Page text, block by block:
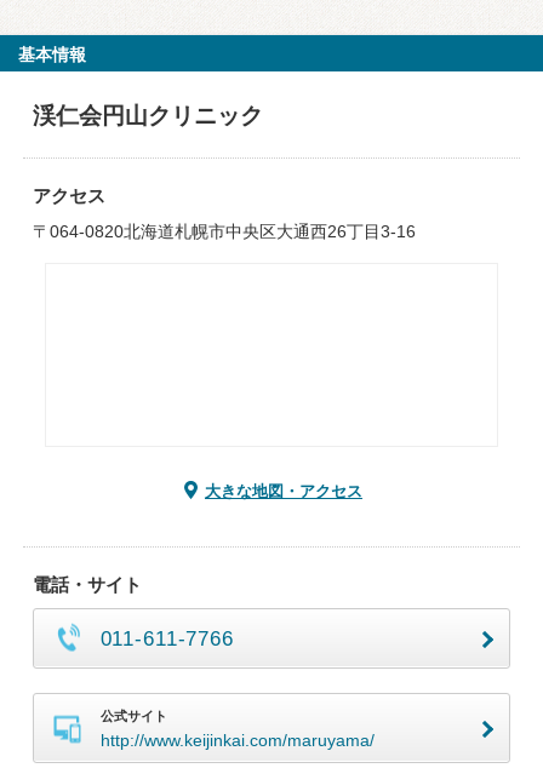
基本情報
渓仁会円山クリニック
アクセス
〒064-0820北海道札幌市中央区大通西26丁目3-16
大きな地図・アクセス
電話・サイト
011-611-7766
公式サイト
http://www.keijinkai.com/maruyama/